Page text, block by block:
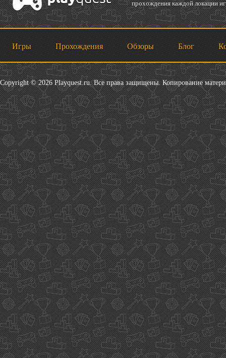
прохождения каждой локации
Игры Прохождения Обзоры Блог
Copyright © 2026 Playquest.ru. Все права защищены. Копирование